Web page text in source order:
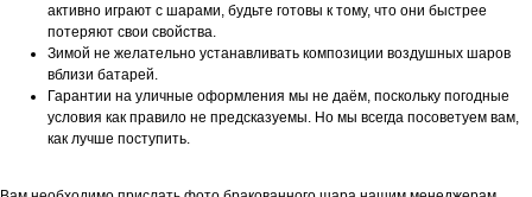
активно играют с шарами, будьте готовы к тому, что они быстрее
потеряют свои свойства.
Зимой не желательно устанавливать композиции воздушных шаров
вблизи батарей.
Гарантии на уличные оформления мы не даём, поскольку погодные
условия как правило не предсказуемы. Но мы всегда посоветуем вам,
как лучше поступить.